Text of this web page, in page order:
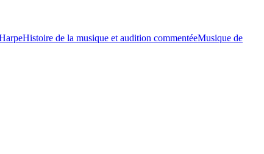
Histoire de la musique et audition commentéeMusique de